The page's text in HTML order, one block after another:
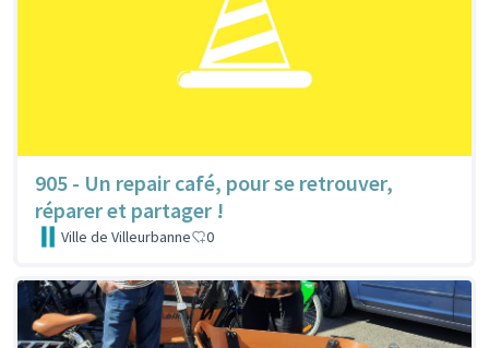
905 - Un repair café, pour se retrouver,
réparer et partager !
Ville de Villeurbanne 0